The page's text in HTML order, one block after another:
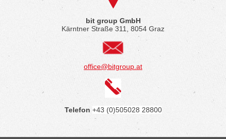
bit group GmbH
Kärntner Straße 311, 8054 Graz
office@bitgroup.at
Telefon +43 (0)505028 28800